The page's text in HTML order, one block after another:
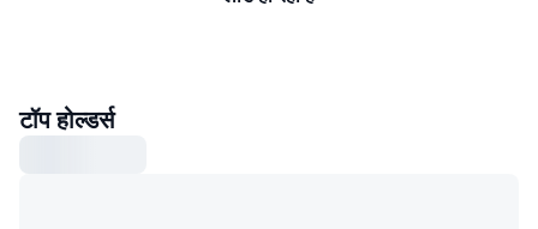
टॉप होल्डर्स